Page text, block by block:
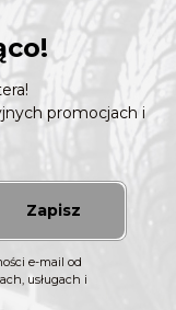
promocjach i
Zapisz
e-mail od
usługach i